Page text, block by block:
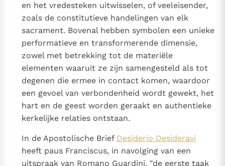
en het vredesteken uitwisselen, of veeleisender,
zoals de constitutieve handelingen van elk
sacrament. Bovenal hebben symbolen een unieke
performatieve en transformerende dimensie,
zowel met betrekking tot de materiële
elementen waaruit ze zijn samengesteld als tot
degenen die ermee in contact komen, waardoor
een gevoel van verbondenheid wordt gewekt, het
hart en de geest worden geraakt en authentieke
kerkelijke relaties ontstaan.
In de Apostolische Brief Desiderio Desideravi
heeft paus Franciscus, in navolging van een
uitspraak van Romano Guardini, "de eerste taak